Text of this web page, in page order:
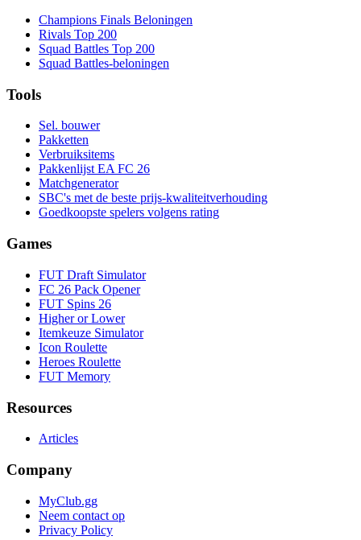
Champions Finals Beloningen
Rivals Top 200
Squad Battles Top 200
Squad Battles-beloningen
Tools
Sel. bouwer
Pakketten
Verbruiksitems
Pakkenlijst EA FC 26
Matchgenerator
SBC's met de beste prijs-kwaliteitverhouding
Goedkoopste spelers volgens rating
Games
FUT Draft Simulator
FC 26 Pack Opener
FUT Spins 26
Higher or Lower
Itemkeuze Simulator
Icon Roulette
Heroes Roulette
FUT Memory
Resources
Articles
Company
MyClub.gg
Neem contact op
Privacy Policy